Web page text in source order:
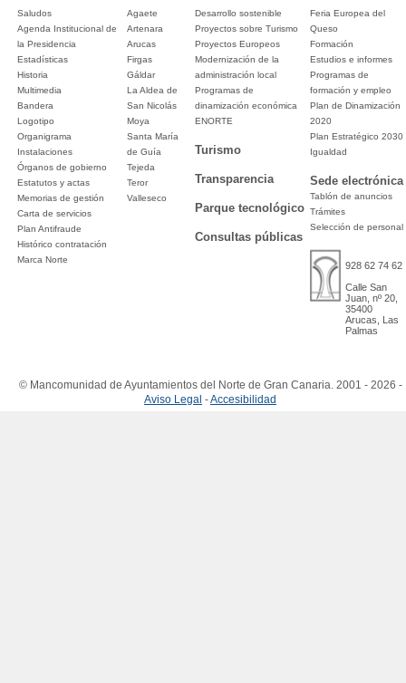
Saludos
Agenda Institucional de
la Presidencia
Estadísticas
Historia
Multimedia
Bandera
Logotipo
Organigrama
Instalaciones
Órganos de gobierno
Estatutos y actas
Memorias de gestión
Carta de servicios
Plan Antifraude
Histórico contratación
Marca Norte
Agaete
Artenara
Arucas
Firgas
Gáldar
La Aldea de
San Nicolás
Moya
Santa María
de Guía
Tejeda
Teror
Valleseco
Desarrollo sostenible
Proyectos sobre Turismo
Proyectos Europeos
Modernización de la
administración local
Programas de
dinamización económica
ENORTE
Turismo
Transparencia
Parque tecnológico
Consultas públicas
Feria Europea del
Queso
Formación
Estudios e informes
Programas de
formación y empleo
Plan de Dinamización
2020
Plan Estratégico 2030
Igualdad
Sede electrónica
Tablón de anuncios
Trámites
Selección de personal
928 62 74 62
Calle San
Juan, nº 20,
35400
Arucas, Las
Palmas
© Mancomunidad de Ayuntamientos del Norte de Gran Canaria. 2001 - 2026 -
Aviso Legal -Accesibilidad